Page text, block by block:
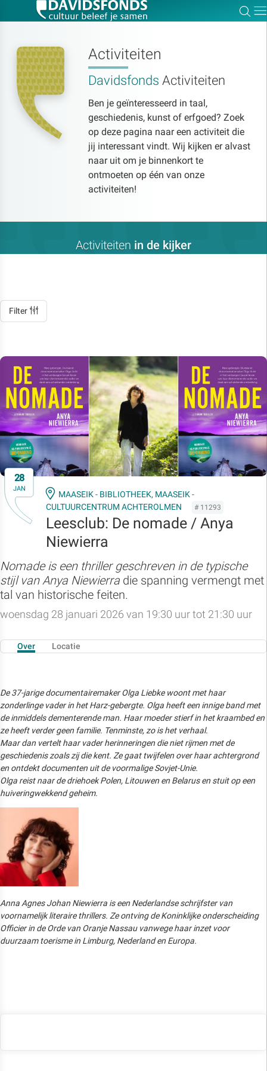
Activiteiten
Davidsfonds Activiteiten
Ben je geïnteresseerd in taal,
geschiedenis, kunst of erfgoed? Zoek
op deze pagina naar een activiteit die
jij interessant vindt. Wij kijken er alvast
naar uit om je binnenkort te
ontmoeten op één van onze
activiteiten!
Activiteiten in de kijker
Filter
28
JAN
MAASEIK - BIBLIOTHEEK, MAASEIK -
CULTUURCENTRUM ACHTEROLMEN
# 11293
Leesclub: De nomade / Anya
Niewierra
Nomade is een thriller geschreven in de typische
stijl van Anya Niewierra die spanning vermengt met
tal van historische feiten.
woensdag 28 januari 2026 van 19:30 uur tot 21:30 uur
Over Locatie
De 37-jarige documentairemaker Olga Liebke woont met haar
zonderlinge vader in het Harz-gebergte. Olga heeft een innige band met
de inmiddels dementerende man. Haar moeder stierf in het kraambed en
ze heeft verder geen familie. Tenminste, zo is het verhaal.
Maar dan vertelt haar vader herinneringen die niet rijmen met de
geschiedenis zoals zij die kent. Ze gaat twijfelen over haar achtergrond
en ontdekt documenten uit de voormalige Sovjet-Unie.
Olga reist naar de driehoek Polen, Litouwen en Belarus en stuit op een
huiveringwekkend geheim.
Anna Agnes Johan Niewierra is een Nederlandse schrijfster van
voornamelijk literaire thrillers. Ze ontving de Koninklijke onderscheiding
Officier in de Orde van Oranje Nassau vanwege haar inzet voor
duurzaam toerisme in Limburg, Nederland en Europa.
Zoek:
Zoeken